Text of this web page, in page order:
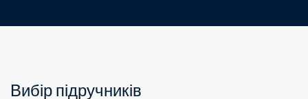
Вибір підручників